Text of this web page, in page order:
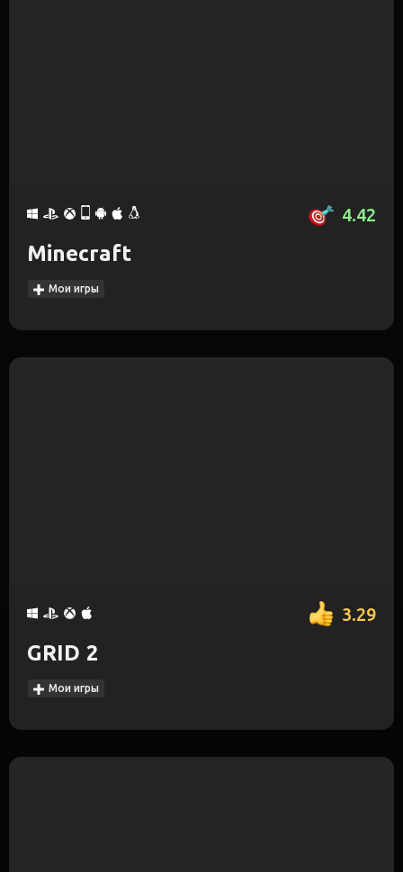
4.42
Minecraft
Мои игры
3.29
GRID 2
Мои игры